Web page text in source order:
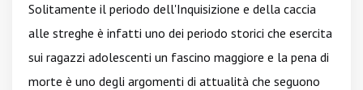
Solitamente il periodo dell'Inquisizione e della caccia
alle streghe è infatti uno dei periodo storici che esercita
sui ragazzi adolescenti un fascino maggiore e la pena di
morte è uno degli argomenti di attualità che seguono